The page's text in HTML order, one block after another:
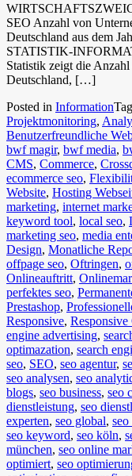
SEO Anzahl von
Deutschland aus dem
STATISTIK-
Statistik zeigt die
Deutschland, […]
Posted in Information
Projektmonitoring,
Benutzerfreundliche
bwf magir, bwf media,
CMS, Commerce,
ecommerce seo,
Website, Hosting
marketing, internet
keyword tool, local seo,
marketing seo, media
Design, Monatliche
offpage seo, Oftringen,
Onlineauftritt,
perfektes seo,
Prestashop,
Responsive, Responsive
engine advertising,
optimazation, search
seo, SEO, seo agentur,
seo analysen, seo
blogs, seo business, seo
dienstleistung, seo
experten, seo global,
seo keyword, seo köln,
münchen, seo online
optimiert, seo